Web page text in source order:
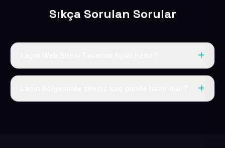
Sıkça Sorulan Sorular
Tek fiyat uygulanır: yıllık 50 USD + KDV. Bu bedele alan